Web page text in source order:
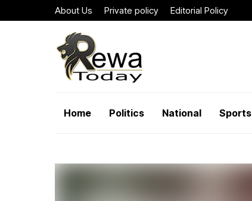
About Us Private policy Editorial Policy
Home Politics National Sports